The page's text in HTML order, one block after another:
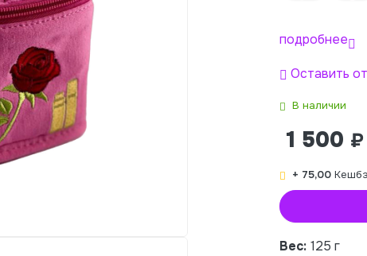
подробнее
Оставить
В наличии
1 500 ₽
+ 75,00
Вес: 125 г